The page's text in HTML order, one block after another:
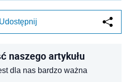
Udostępnij
naszego artykułu
dla nas bardzo ważna